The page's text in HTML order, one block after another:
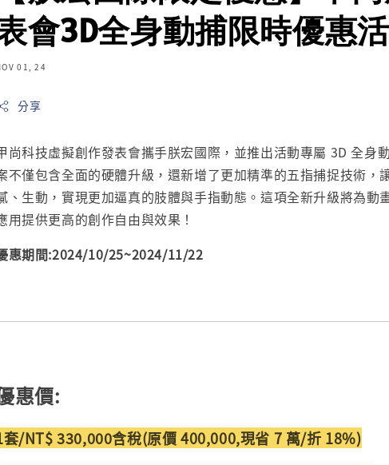
會3D全身動捕限時優惠
01, 24
分享
尚科技虛擬創作發表會攜手朕宏國際，並推出活動專屬 3D 全身
不僅包含全面的硬體升級，還新增了更加精準的五指捕捉技術，
、生動，實現更加逼真的肢體與手指動態。這項全新升級將為動
用提供更高的創作自由與效果！
惠期間:2024/10/25~2024/11/22
惠價:
套/NT$ 330,000含稅(原價 400,000,現省 7 萬/折 18%)